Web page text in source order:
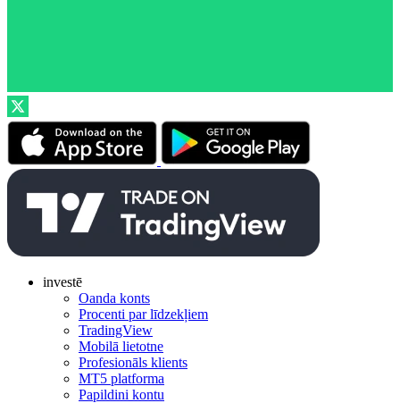
investē
Oanda konts
Procenti par līdzekļiem
TradingView
Mobilā lietotne
Profesionāls klients
MT5 platforma
Papildini kontu